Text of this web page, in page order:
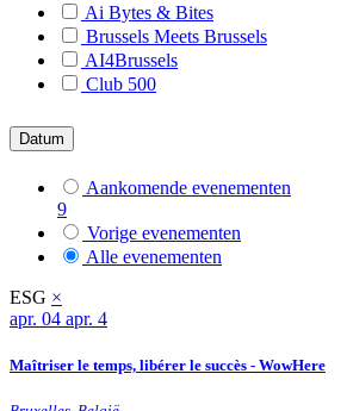
Ai Bytes & Bites
Brussels Meets Brussels
AI4Brussels
Club 500
Datum
Aankomende evenementen
9
Vorige evenementen
Alle evenementen
ESG ×
apr. 04 apr. 4
Maîtriser le temps, libérer le succès - WowHere